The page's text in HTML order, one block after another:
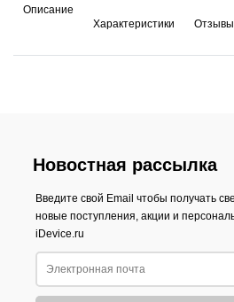
Описание
Характеристики
Новостная рассылка
Введите свой Email чтобы получать
новые поступления, акции и
iDevice.ru